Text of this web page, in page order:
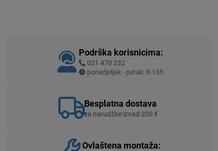
Podrška korisnicima:
021 470 232
ponedjeljak - petak: 8-16h
Besplatna dostava
za narudžbe iznad 200 €
Ovlaštena montaža: